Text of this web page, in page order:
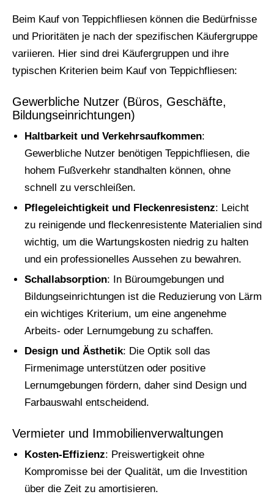
Beim Kauf von Teppichfliesen können die Bedürfnisse
und Prioritäten je nach der spezifischen Käufergruppe
variieren. Hier sind drei Käufergruppen und ihre
typischen Kriterien beim Kauf von Teppichfliesen:
Gewerbliche Nutzer (Büros, Geschäfte,
Bildungseinrichtungen)
Haltbarkeit und Verkehrsaufkommen:
Gewerbliche Nutzer benötigen Teppichfliesen, die
hohem Fußverkehr standhalten können, ohne
schnell zu verschleißen.
Pflegeleichtigkeit und Fleckenresistenz: Leicht
zu reinigende und fleckenresistente Materialien sind
wichtig, um die Wartungskosten niedrig zu halten
und ein professionelles Aussehen zu bewahren.
Schallabsorption: In Büroumgebungen und
Bildungseinrichtungen ist die Reduzierung von Lärm
ein wichtiges Kriterium, um eine angenehme
Arbeits- oder Lernumgebung zu schaffen.
Design und Ästhetik: Die Optik soll das
Firmenimage unterstützen oder positive
Lernumgebungen fördern, daher sind Design und
Farbauswahl entscheidend.
Vermieter und Immobilienverwaltungen
Kosten-Effizienz: Preiswertigkeit ohne
Kompromisse bei der Qualität, um die Investition
über die Zeit zu amortisieren.